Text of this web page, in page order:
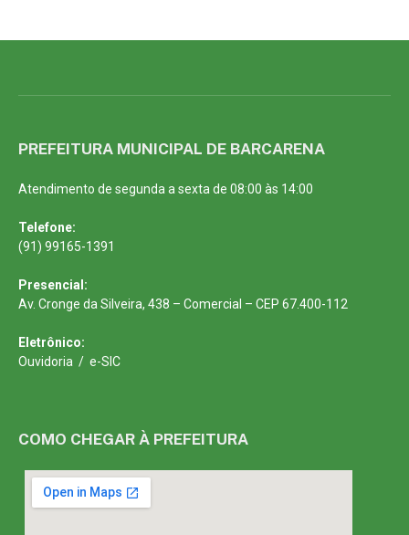
PREFEITURA MUNICIPAL DE BARCARENA
Atendimento de segunda a sexta de 08:00 às 14:00
Telefone:
(91) 99165-1391
Presencial:
Av. Cronge da Silveira, 438 – Comercial – CEP 67.400-112
Eletrônico:
Ouvidoria / e-SIC
COMO CHEGAR À PREFEITURA